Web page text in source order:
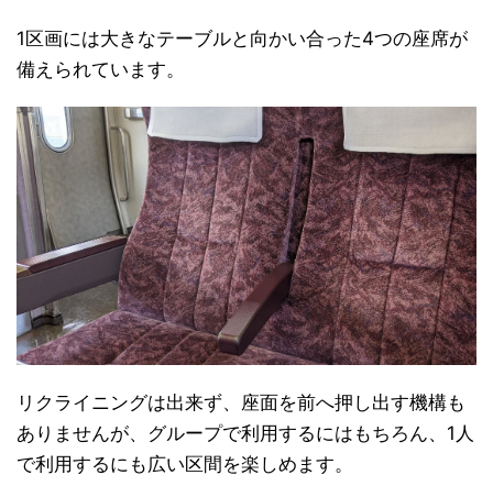
1区画には大きなテーブルと向かい合った4つの座席が
備えられています。
リクライニングは出来ず、座面を前へ押し出す機構も
ありませんが、グループで利用するにはもちろん、1人
で利用するにも広い区間を楽しめます。